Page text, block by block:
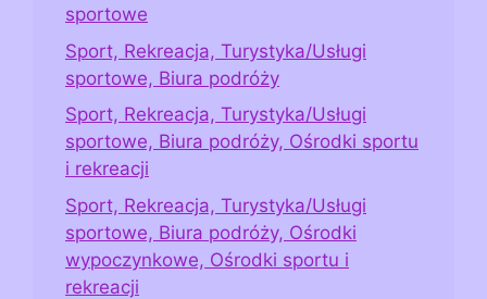
sportowe
Sport, Rekreacja, Turystyka/Usługi
sportowe, Biura podróży
Sport, Rekreacja, Turystyka/Usługi
sportowe, Biura podróży, Ośrodki sportu
i rekreacji
Sport, Rekreacja, Turystyka/Usługi
sportowe, Biura podróży, Ośrodki
wypoczynkowe, Ośrodki sportu i
rekreacji